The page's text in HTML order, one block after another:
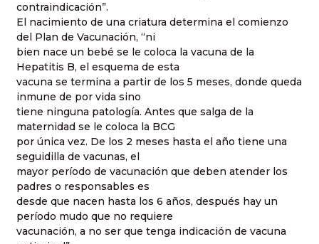
contraindicación”.
El nacimiento de una criatura determina el comienzo
del Plan de Vacunación, “ni
bien nace un bebé se le coloca la vacuna de la
Hepatitis B, el esquema de esta
vacuna se termina a partir de los 5 meses, donde queda
inmune de por vida sino
tiene ninguna patología. Antes que salga de la
maternidad se le coloca la BCG
por única vez. De los 2 meses hasta el año tiene una
seguidilla de vacunas, el
mayor período de vacunación que deben atender los
padres o responsables es
desde que nacen hasta los 6 años, después hay un
período mudo que no requiere
vacunación, a no ser que tenga indicación de vacuna